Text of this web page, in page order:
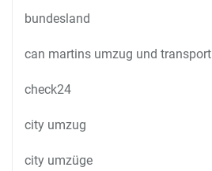
bundesland
can martins umzug und
check24
city umzug
city umzüge